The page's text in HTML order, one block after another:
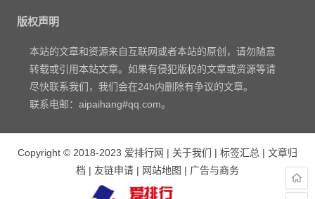
版权声明
本站的文章和资源来自互联网或者本站的原创，请勿随意
转载或引用本站文章。如果有侵犯版权的文章或资源等请
尽快联系我们，我们会在24h内删除有争议的文章。
联系电邮：aipaihang#qq.com。
Copyright © 2018-2023 爱排行网 | 关于我们 | 标签汇总 | 文章归
档 | 友链申请 | 网站地图 | 广告与商务